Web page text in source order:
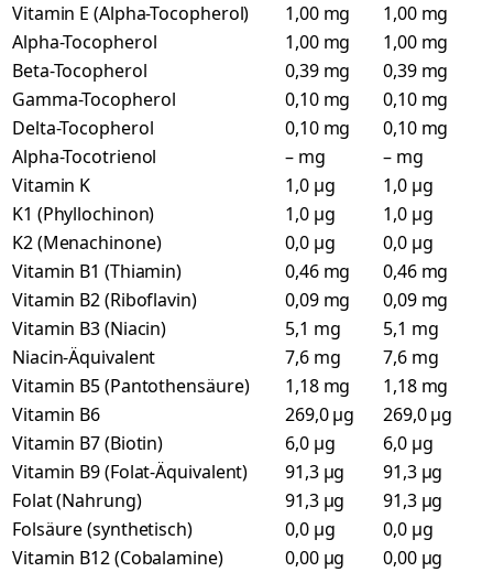
Vitamin E (Alpha-Tocopherol)
1,00 mg
1,00 mg
Alpha-Tocopherol
1,00 mg
1,00 mg
Beta-Tocopherol
0,39 mg
0,39 mg
Gamma-Tocopherol
0,10 mg
0,10 mg
Delta-Tocopherol
0,10 mg
0,10 mg
Alpha-Tocotrienol
– mg
– mg
Vitamin K
1,0 µg
1,0 µg
K1 (Phyllochinon)
1,0 µg
1,0 µg
K2 (Menachinone)
0,0 µg
0,0 µg
Vitamin B1 (Thiamin)
0,46 mg
0,46 mg
Vitamin B2 (Riboflavin)
0,09 mg
0,09 mg
Vitamin B3 (Niacin)
5,1 mg
5,1 mg
Niacin-Äquivalent
7,6 mg
7,6 mg
Vitamin B5 (Pantothensäure)
1,18 mg
1,18 mg
Vitamin B6
269,0 µg
269,0 µg
Vitamin B7 (Biotin)
6,0 µg
6,0 µg
Vitamin B9 (Folat-Äquivalent)
91,3 µg
91,3 µg
Folat (Nahrung)
91,3 µg
91,3 µg
Folsäure (synthetisch)
0,0 µg
0,0 µg
Vitamin B12 (Cobalamine)
0,00 µg
0,00 µg